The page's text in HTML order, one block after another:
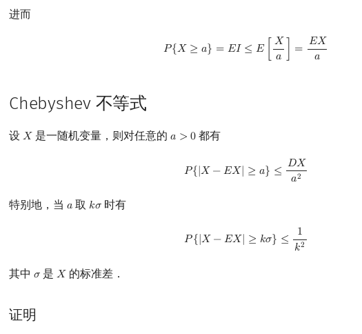
进而
𝑃{𝑋 ≥ 𝑎} = 𝐸𝐼 ≤ 𝐸
𝑋
𝑎
= 𝐸𝑋
𝑎
X =EI E Xa ] =E X
Chebyshev 不等式
设 𝑋
X 是一随机变量，则对任意的 𝑎 > 0
a >0 都有
𝑃{|𝑋 −𝐸𝑋| ≥ 𝑎} ≤ 𝐷𝑋
𝑎2
P{ −EX| ≥a D a 2
特别地，当 𝑎
a 取 𝑘𝜎
kσ时有
𝑃{|𝑋 −𝐸𝑋| ≥ 𝑘𝜎} ≤ 1
𝑘2
P{ −EX| ≥k σ} 1 2
其中 𝜎
σ 是 𝑋
X 的标准差．
证明